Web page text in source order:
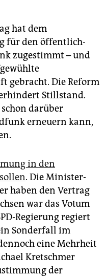
hat dem
für den öffentlich-
zugestimmt – und
gebracht. Die Reform
Stillstand.
darüber
erneuern kann,
in den
. Die Mi­nis­ter­
haben den Vertrag
war das Votum
Regierung regiert
Sonderfall im
eine Mehrheit
Kretschmer
der